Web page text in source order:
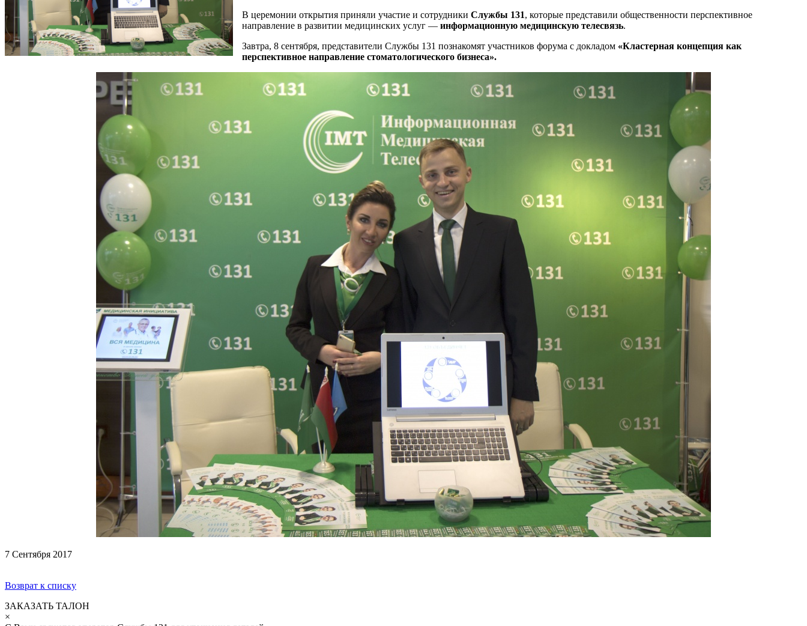
В церемонии открытия приняли участие и сотрудники Службы 131, которые представили общественности перспективное
направление в развитии медицинских услуг — информационную медицинскую телесвязь.
Завтра, 8 сентября, представители Службы 131 познакомят участников форума с докладом «Кластерная концепция как
перспективное направление стоматологического бизнеса».
7 Сентября 2017
Возврат к списку
ЗАКАЗАТЬ ТАЛОН
×